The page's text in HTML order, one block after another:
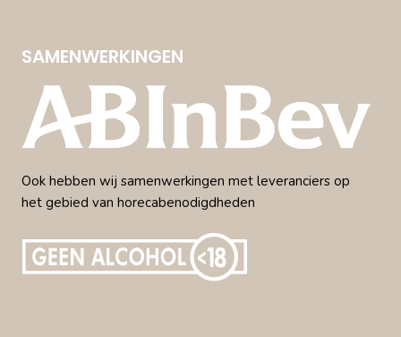
SAMENWERKINGEN
Ook hebben wij samenwerkingen met leveranciers op
het gebied van horecabenodigdheden